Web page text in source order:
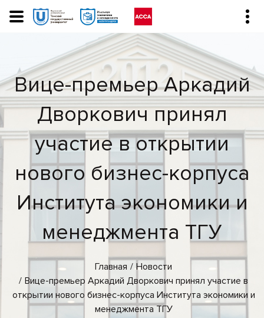
Вице-премьер Аркадий
Дворкович принял
участие в открытии
нового бизнес-корпуса
Института экономики и
менеджмента ТГУ
Главная
Новости
Вице-премьер Аркадий Дворкович принял участие в
открытии нового бизнес-корпуса Института экономики и
менеджмента ТГУ